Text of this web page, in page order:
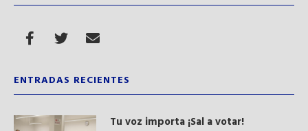
ENTRADAS RECIENTES
Tu voz importa ¡Sal a votar!